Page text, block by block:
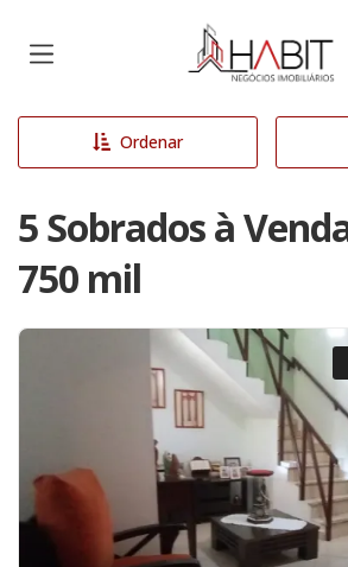
Página inicial
Ordenar
5 Sobrados à
750 mil